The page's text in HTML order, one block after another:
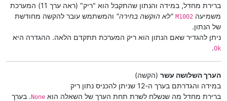
ברירת מחדל, במידה והנתון שהתקבל הוא "ריק" (ראה ערך 11) המערכת
משמיעה M1002 "לא הוקשה בחירה" והמשתמש עובר להקשה מחודשת
של הנתון.
ניתן להגדיר שאם הנתון הוא ריק המערכת תתקדם הלאה. ההגדרה היא
Ok
.
הערך השלושה עשר (הקשה)
במידה והגדרתם בערך ה-12 שניתן להכניס נתון ריק
ברירת מחדל מה שנשלח לשרת תחת הערך של השאלה הוא None. בערך